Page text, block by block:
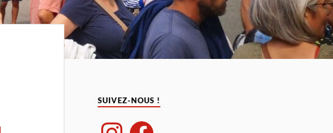
SUIVEZ-NOUS !